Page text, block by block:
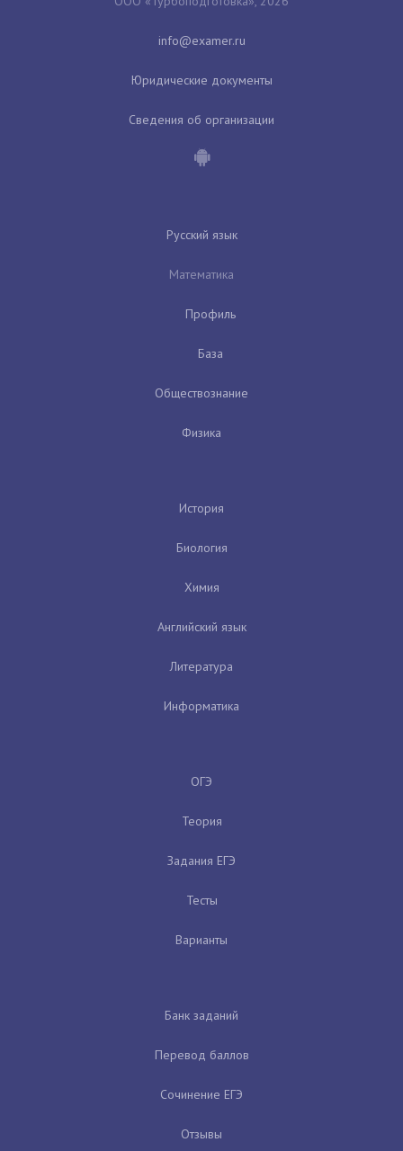
Юридические документы
Сведения об организации
Русский язык
Математика
Профиль
База
Обществознание
Физика
История
Биология
Химия
Английский язык
Литература
Информатика
ОГЭ
Теория
Задания ЕГЭ
Тесты
Варианты
Банк заданий
Перевод баллов
Сочинение ЕГЭ
Отзывы